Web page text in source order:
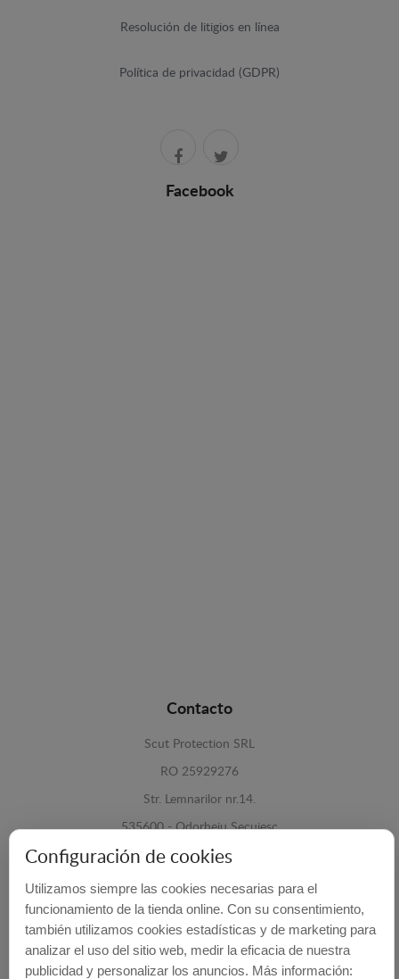
Resolución de litigios en línea
Política de privacidad (GDPR)
Facebook
Contacto
Scut Protection SRL
RO 25929276
Str. Lemnarilor nr.14.
535600 - Odorheiu Secuiesc
Harghita, Romania
E-mail: info@cubrecarter.com
Site: www.cubrecarter.com
Configuración de cookies
Utilizamos siempre las cookies necesarias para el
funcionamiento de la tienda online. Con su consentimiento,
también utilizamos cookies estadísticas y de marketing para
analizar el uso del sitio web, medir la eficacia de nuestra
publicidad y personalizar los anuncios. Más información: